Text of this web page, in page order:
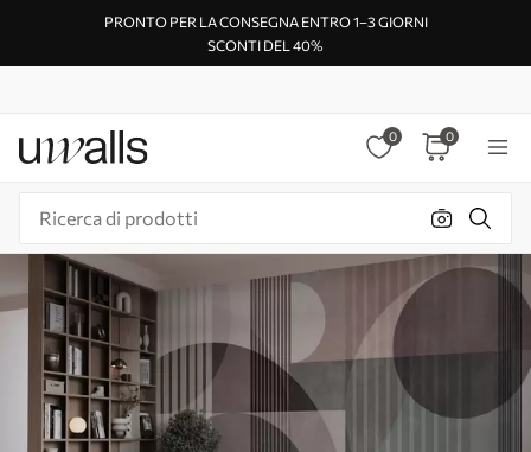
PRONTO PER LA CONSEGNA ENTRO 1–3 GIORNI
SCONTI DEL 40%
0 0